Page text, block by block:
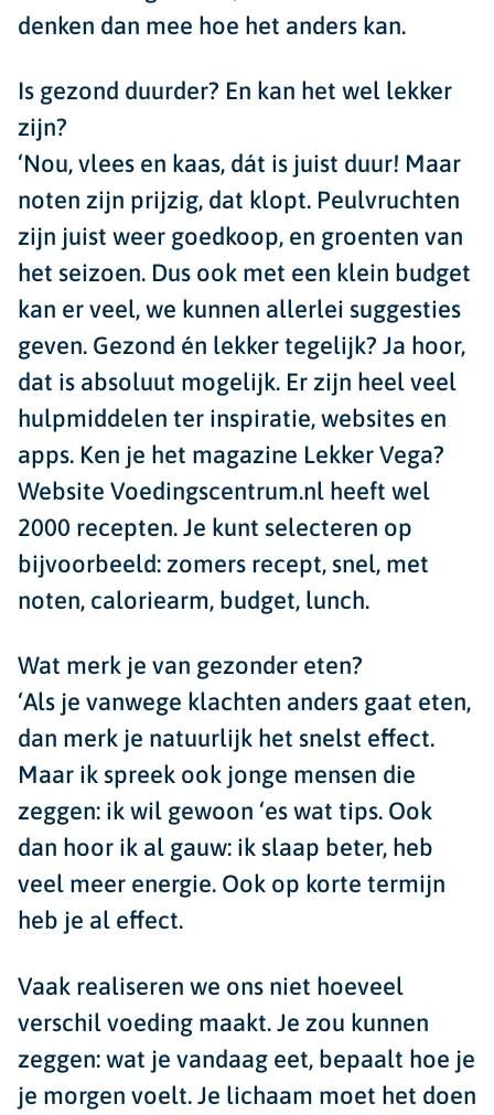
denken dan mee hoe het anders kan.
Is gezond duurder? En kan het wel lekker
zijn?
‘Nou, vlees en kaas, dát is juist duur! Maar
noten zijn prijzig, dat klopt. Peulvruchten
zijn juist weer goedkoop, en groenten van
het seizoen. Dus ook met een klein budget
kan er veel, we kunnen allerlei suggesties
geven. Gezond én lekker tegelijk? Ja hoor,
dat is absoluut mogelijk. Er zijn heel veel
hulpmiddelen ter inspiratie, websites en
apps. Ken je het magazine Lekker Vega?
Website Voedingscentrum.nl heeft wel
2000 recepten. Je kunt selecteren op
bijvoorbeeld: zomers recept, snel, met
noten, caloriearm, budget, lunch.
Wat merk je van gezonder eten?
‘Als je vanwege klachten anders gaat eten,
dan merk je natuurlijk het snelst effect.
Maar ik spreek ook jonge mensen die
zeggen: ik wil gewoon ‘es wat tips. Ook
dan hoor ik al gauw: ik slaap beter, heb
veel meer energie. Ook op korte termijn
heb je al effect.
Vaak realiseren we ons niet hoeveel
verschil voeding maakt. Je zou kunnen
zeggen: wat je vandaag eet, bepaalt hoe je
je morgen voelt. Je lichaam moet het doen